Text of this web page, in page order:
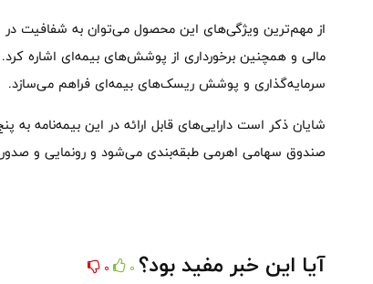
از مهم‌ترین ویژگی‌های این محصول می‌توان به شفافیت در
مالی و همچنین برخورداری از پوشش‌های بیمه‌ای اشاره
سرمایه‌گذاری و پوشش ریسک‌های بیمه‌ای فراهم می‌سازد.
شایان ذکر است دارایی‌های قابل ارائه در این بیمه‌نامه به
صندوق سهامی اهرمی طبقه‌بندی می‌شود و رونمایی و
آیا این خبر مفید بود؟ 0
0